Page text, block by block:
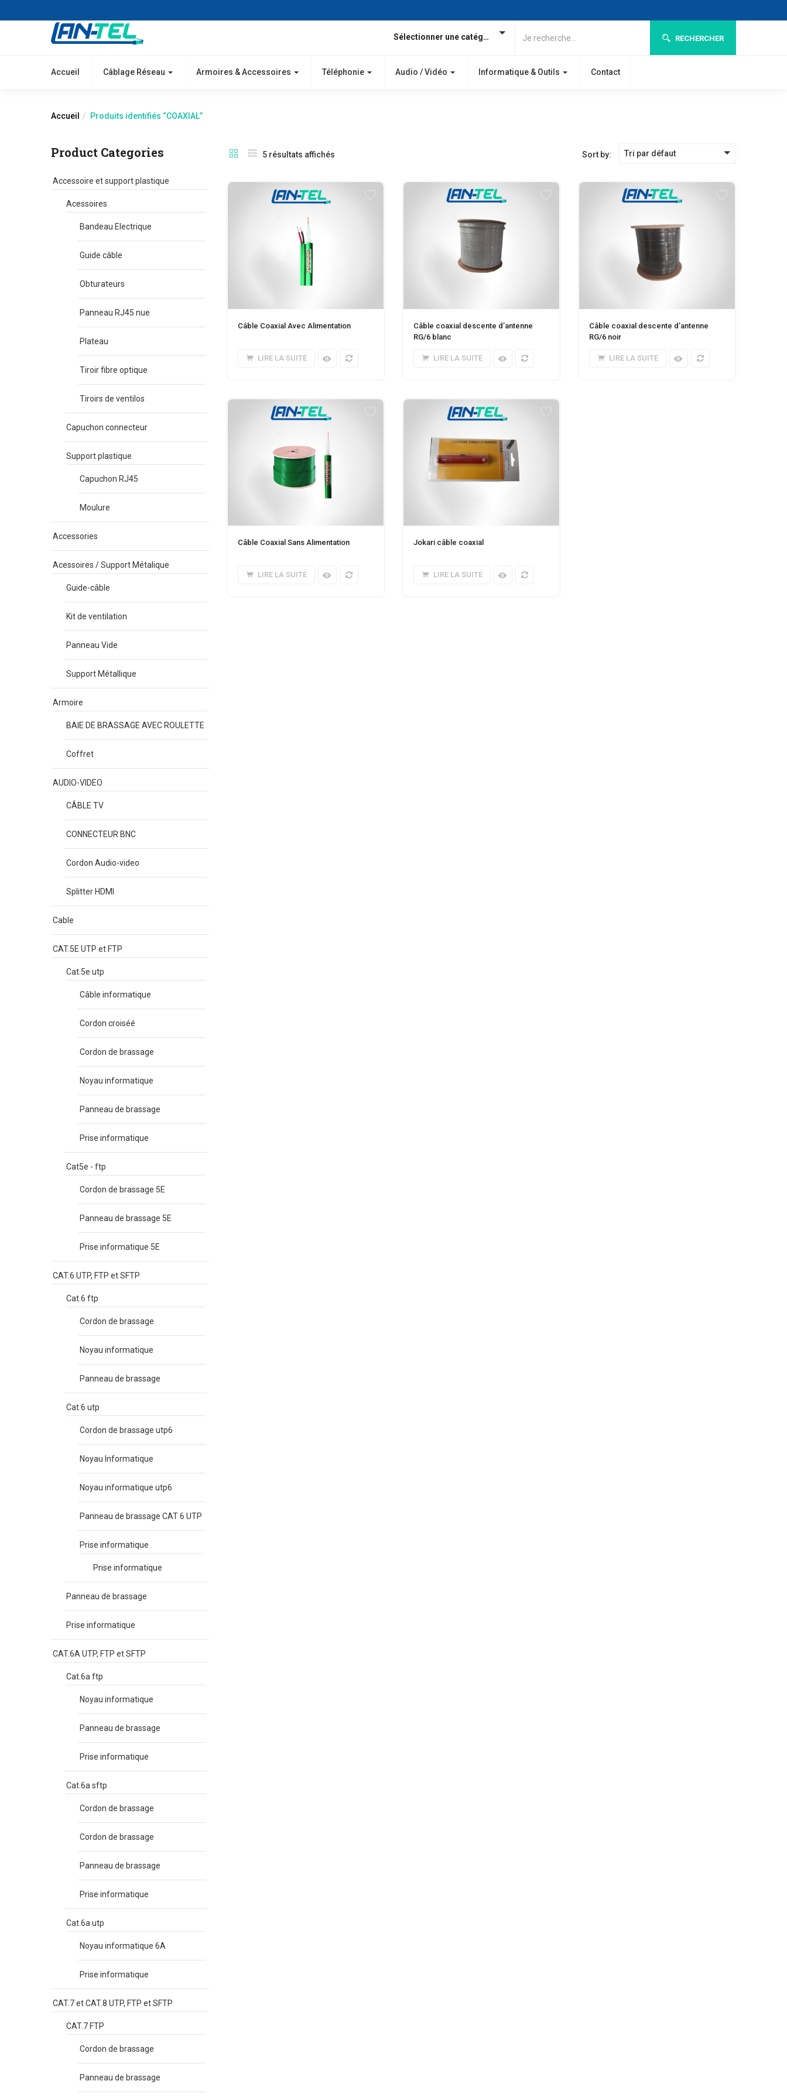
Sélectionner une catégorie RECHERCHER
Accueil Câblage Réseau Armoires & Accessoires Téléphonie Audio / Vidéo Informatique & Outils Contact
Accueil Produits identifiés “COAXIAL”
5 résultats affichés Sort by: Tri par défaut
Câble Coaxial Avec Alimentation
LIRE LA SUITE
Câble coaxial descente d’antenne
RG/6 blanc
LIRE LA SUITE
Câble coaxial descente d’antenne
RG/6 noir
LIRE LA SUITE
Câble Coaxial Sans Alimentation
LIRE LA SUITE
Jokari câble coaxial
LIRE LA SUITE
Product Categories
Accessoire et support plastique
Acessoires
Bandeau Electrique
Guide câble
Obturateurs
Panneau RJ45 nue
Plateau
Tiroir fibre optique
Tiroirs de ventilos
Capuchon connecteur
Support plastique
Capuchon RJ45
Moulure
Accessories
Acessoires / Support Métalique
Guide-câble
Kit de ventilation
Panneau Vide
Support Métallique
Armoire
BAIE DE BRASSAGE AVEC ROULETTE
Coffret
AUDIO-VIDEO
CÂBLE TV
CONNECTEUR BNC
Cordon Audio-video
Splitter HDMI
Cable
CAT.5E UTP et FTP
Cat.5e utp
Câble informatique
Cordon croiséé
Cordon de brassage
Noyau informatique
Panneau de brassage
Prise informatique
Cat5e - ftp
Cordon de brassage 5E
Panneau de brassage 5E
Prise informatique 5E
CAT.6 UTP, FTP et SFTP
Cat.6 ftp
Cordon de brassage
Noyau informatique
Panneau de brassage
Cat.6 utp
Cordon de brassage utp6
Noyau Informatique
Noyau informatique utp6
Panneau de brassage CAT 6 UTP
Prise informatique
Prise informatique
Panneau de brassage
Prise informatique
CAT.6A UTP, FTP et SFTP
Cat.6a ftp
Noyau informatique
Panneau de brassage
Prise informatique
Cat.6a sftp
Cordon de brassage
Cordon de brassage
Panneau de brassage
Prise informatique
Cat.6a utp
Noyau informatique 6A
Prise informatique
CAT.7 et CAT.8 UTP, FTP et SFTP
CAT.7 FTP
Cordon de brassage
Panneau de brassage